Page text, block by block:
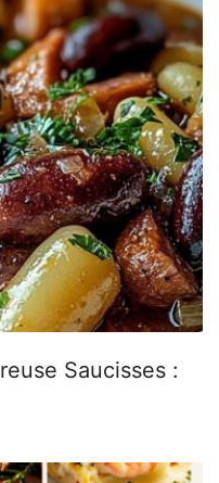
Saucisses :